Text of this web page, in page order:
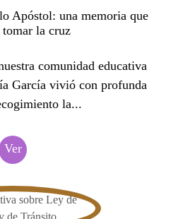
Apóstol: una memoria que
la cruz
comunidad educativa
García vivió con profunda
la...
Ver